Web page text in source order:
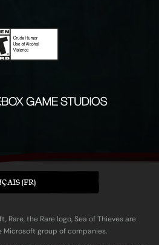
(FR)
the Rare logo, Sea of Thieves are
Microsoft group of companies.